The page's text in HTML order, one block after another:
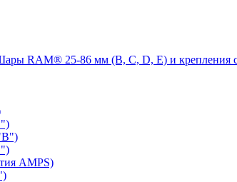
RAM® 25-86 мм (B, C, D, E) и крепления
AMPS)